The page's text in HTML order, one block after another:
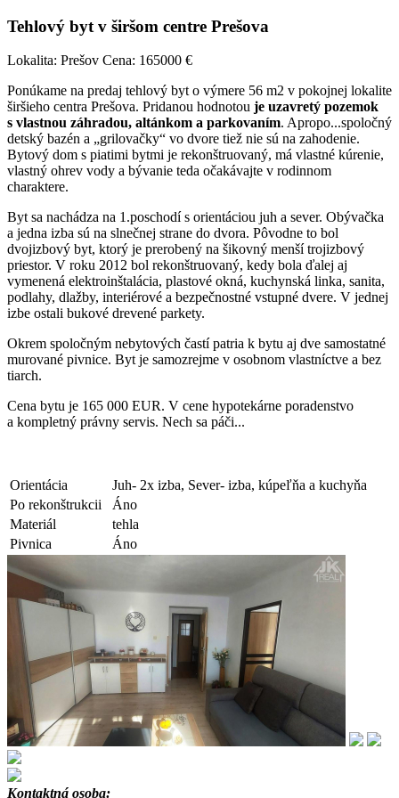
Tehlový byt v širšom centre Prešova
Lokalita: Prešov Cena: 165000 €
Ponúkame na predaj tehlový byt o výmere 56 m2 v pokojnej lokalite
širšieho centra Prešova. Pridanou hodnotou je uzavretý pozemok
s vlastnou záhradou, altánkom a parkovaním. Apropo...spoločný
detský bazén a „grilovačky“ vo dvore tiež nie sú na zahodenie.
Bytový dom s piatimi bytmi je rekonštruovaný, má vlastné kúrenie,
vlastný ohrev vody a bývanie teda očakávajte v rodinnom
charaktere.
Byt sa nachádza na 1.poschodí s orientáciou juh a sever. Obývačka
a jedna izba sú na slnečnej strane do dvora. Pôvodne to bol
dvojizbový byt, ktorý je prerobený na šikovný menší trojizbový
priestor. V roku 2012 bol rekonštruovaný, kedy bola ďalej aj
vymenená elektroinštalácia, plastové okná, kuchynská linka, sanita,
podlahy, dlažby, interiérové a bezpečnostné vstupné dvere. V jednej
izbe ostali bukové drevené parkety.
Okrem spoločným nebytových častí patria k bytu aj dve samostatné
murované pivnice. Byt je samozrejme v osobnom vlastníctve a bez
tiarch.
Cena bytu je 165 000 EUR. V cene hypotekárne poradenstvo
a kompletný právny servis. Nech sa páči...
Orientácia
Juh- 2x izba, Sever- izba, kúpeľňa a kuchyňa
Po rekonštrukcii
Áno
Materiál
tehla
Pivnica
Áno
Kontaktná osoba: